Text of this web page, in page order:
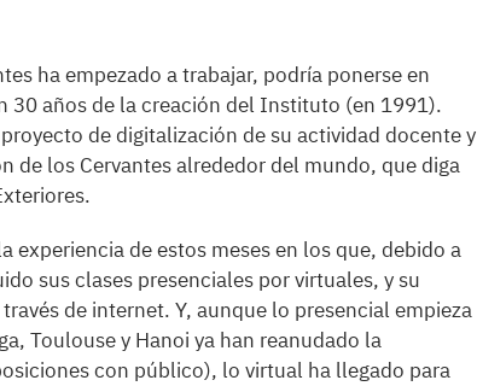
ha empezado a trabajar, podría ponerse en
30 años de la creación del Instituto (en 1991).
de digitalización de su actividad docente y
de los Cervantes alrededor del mundo, que diga
experiencia de estos meses en los que, debido a
sus clases presenciales por virtuales, y su
de internet. Y, aunque lo presencial empieza
Toulouse y Hanoi ya han reanudado la
con público), lo virtual ha llegado para